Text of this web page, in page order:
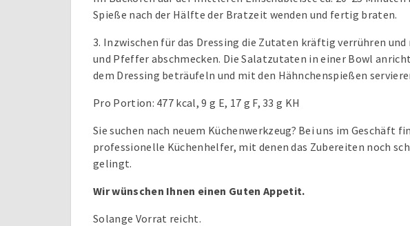
Spieße nach der Hälfte der Bratzeit wenden und fertig braten.
3. Inzwischen für das Dressing die Zutaten kräftig verrühren und
und Pfeffer abschmecken. Die Salatzutaten in einer Bowl
dem Dressing beträufeln und mit den Hähnchenspießen
Pro Portion: 477 kcal, 9 g E, 17 g F, 33 g KH
Sie suchen nach neuem Küchenwerkzeug? Bei uns im Geschäft
professionelle Küchenhelfer, mit denen das Zubereiten noch
gelingt.
Wir wünschen Ihnen einen Guten Appetit.
Solange Vorrat reicht.